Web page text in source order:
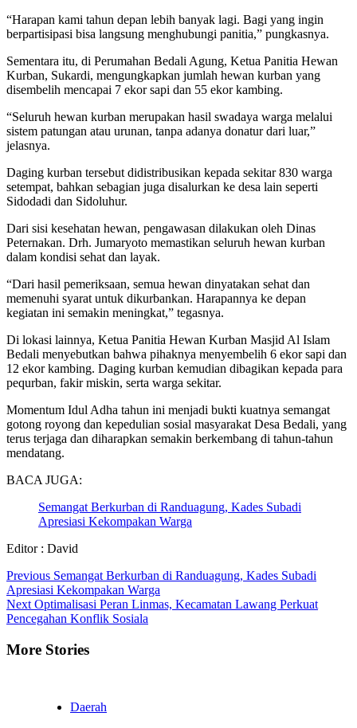
“Harapan kami tahun depan lebih banyak lagi. Bagi yang ingin
berpartisipasi bisa langsung menghubungi panitia,” pungkasnya.
Sementara itu, di Perumahan Bedali Agung, Ketua Panitia Hewan
Kurban, Sukardi, mengungkapkan jumlah hewan kurban yang
disembelih mencapai 7 ekor sapi dan 55 ekor kambing.
“Seluruh hewan kurban merupakan hasil swadaya warga melalui
sistem patungan atau urunan, tanpa adanya donatur dari luar,”
jelasnya.
Daging kurban tersebut didistribusikan kepada sekitar 830 warga
setempat, bahkan sebagian juga disalurkan ke desa lain seperti
Sidodadi dan Sidoluhur.
Dari sisi kesehatan hewan, pengawasan dilakukan oleh Dinas
Peternakan. Drh. Jumaryoto memastikan seluruh hewan kurban
dalam kondisi sehat dan layak.
“Dari hasil pemeriksaan, semua hewan dinyatakan sehat dan
memenuhi syarat untuk dikurbankan. Harapannya ke depan
kegiatan ini semakin meningkat,” tegasnya.
Di lokasi lainnya, Ketua Panitia Hewan Kurban Masjid Al Islam
Bedali menyebutkan bahwa pihaknya menyembelih 6 ekor sapi dan
12 ekor kambing. Daging kurban kemudian dibagikan kepada para
pequrban, fakir miskin, serta warga sekitar.
Momentum Idul Adha tahun ini menjadi bukti kuatnya semangat
gotong royong dan kepedulian sosial masyarakat Desa Bedali, yang
terus terjaga dan diharapkan semakin berkembang di tahun-tahun
mendatang.
BACA JUGA:
Semangat Berkurban di Randuagung, Kades Subadi
Apresiasi Kekompakan Warga
Editor : David
Continue
Reading
Previous Semangat Berkurban di Randuagung, Kades Subadi
Apresiasi Kekompakan Warga
Next Optimalisasi Peran Linmas, Kecamatan Lawang Perkuat
Pencegahan Konflik Sosiala
More Stories
Daerah